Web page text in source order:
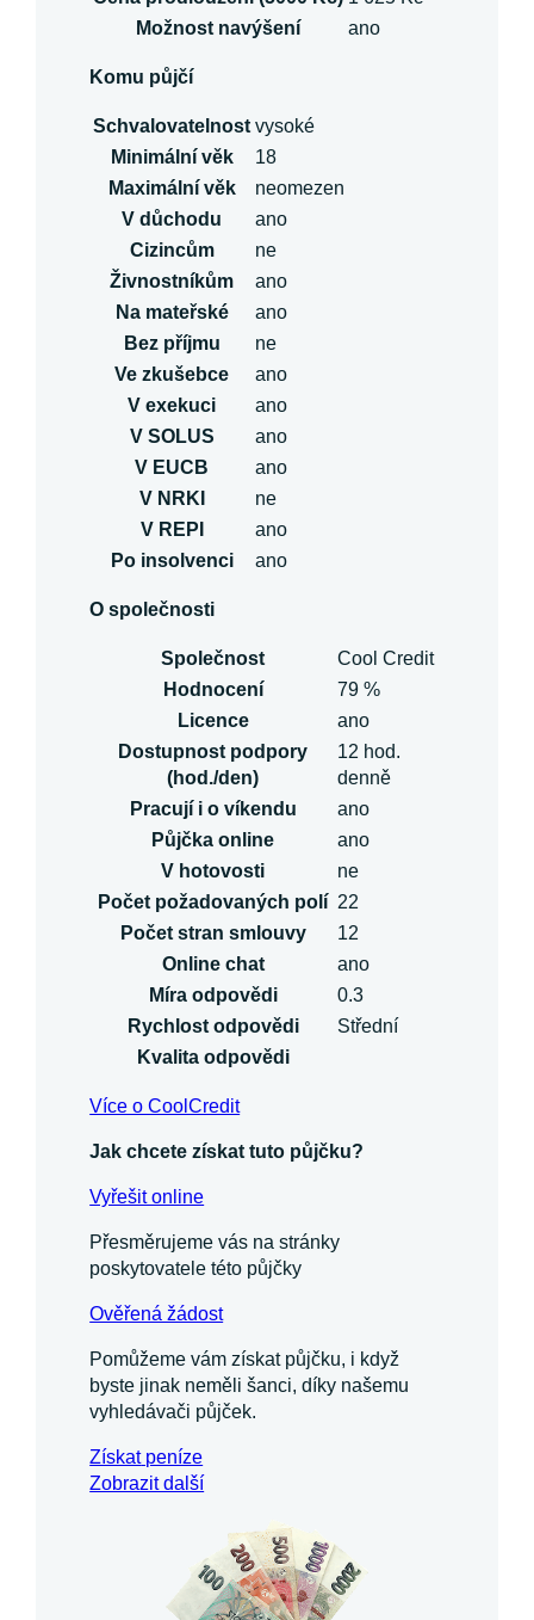
Možnost navýšení
ano
Komu půjčí
Schvalovatelnost vysoké
Minimální věk
18
Maximální věk
neomezen
V důchodu
ano
Cizincům
ne
Živnostníkům
ano
Na mateřské
ano
Bez příjmu
ne
Ve zkušebce
ano
V exekuci
ano
V SOLUS
ano
V EUCB
ano
V NRKI
ne
V REPI
ano
Po insolvenci
ano
O společnosti
Společnost
Cool Credit
Hodnocení
79 %
Licence
ano
Dostupnost podpory
(hod./den)
12 hod.
denně
Pracují i o víkendu
ano
Půjčka online
ano
V hotovosti
ne
Počet požadovaných polí 22
Počet stran smlouvy
12
Online chat
ano
Míra odpovědi
0.3
Rychlost odpovědi
Střední
Kvalita odpovědi
Více o CoolCredit
Jak chcete získat tuto půjčku?
Vyřešit online
Přesměrujeme vás na stránky
poskytovatele této půjčky
Ověřená žádost
Pomůžeme vám získat půjčku, i když
byste jinak neměli šanci, díky našemu
vyhledávači půjček.
Získatpeníze
Zobrazit další